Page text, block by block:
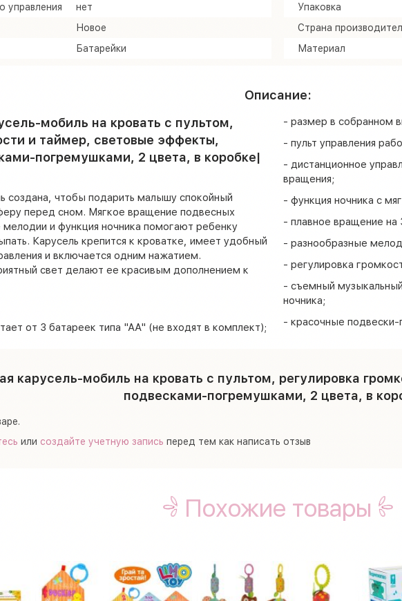
управления
нет
Новое
Батарейки
Упаковка
Страна
Материал
Описание:
мобиль на кровать с пультом,
и таймер, световые эффекты,
погремушками, 2 цвета, в коробке|
создана, чтобы подарить малышу спокойный
перед сном. Мягкое вращение подвесных
и функция ночника помогают ребенку
Карусель крепится к кроватке, имеет удобный
и включается одним нажатием.
свет делают ее красивым дополнением к
от 3 батареек типа "АА" (не входят в комплект);
- размер в собранном
- пульт управления
- дистанционное
вращения;
- функция ночника с
- плавное вращение на
- разнообразные
- регулировка
- съемный
ночника;
- красочные
карусель-мобиль на кровать с пультом, регулировка
подвесками-погремушками, 2 цвета, в
или создайте учетную запись перед тем как написать отзыв
Похожие товары